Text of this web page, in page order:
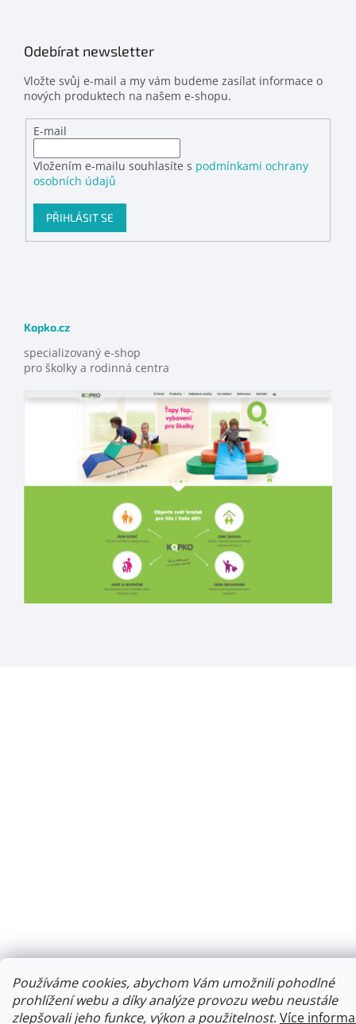
Používáme cookies, abychom Vám umožnili pohodlné
prohlížení webu a díky analýze provozu webu neustále
zlepšovali jeho funkce, výkon a použitelnost. Více
Odebírat newsletter
Vložte svůj e-mail a my vám budeme zasílat informace o
nových produktech na našem e-shopu.
E-mail
Vložením e-mailu souhlasíte s podmínkami ochrany
osobních údajů
PŘIHLÁSIT SE
Kopko.cz
specializovaný e-shop
pro školky a rodinná centra